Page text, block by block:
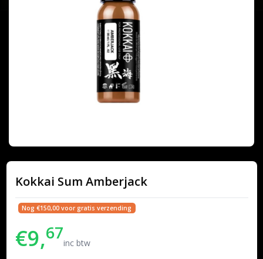
Kokkai Sum Amberjack
Nog €150,00 voor gratis verzending
€9,67inc btw